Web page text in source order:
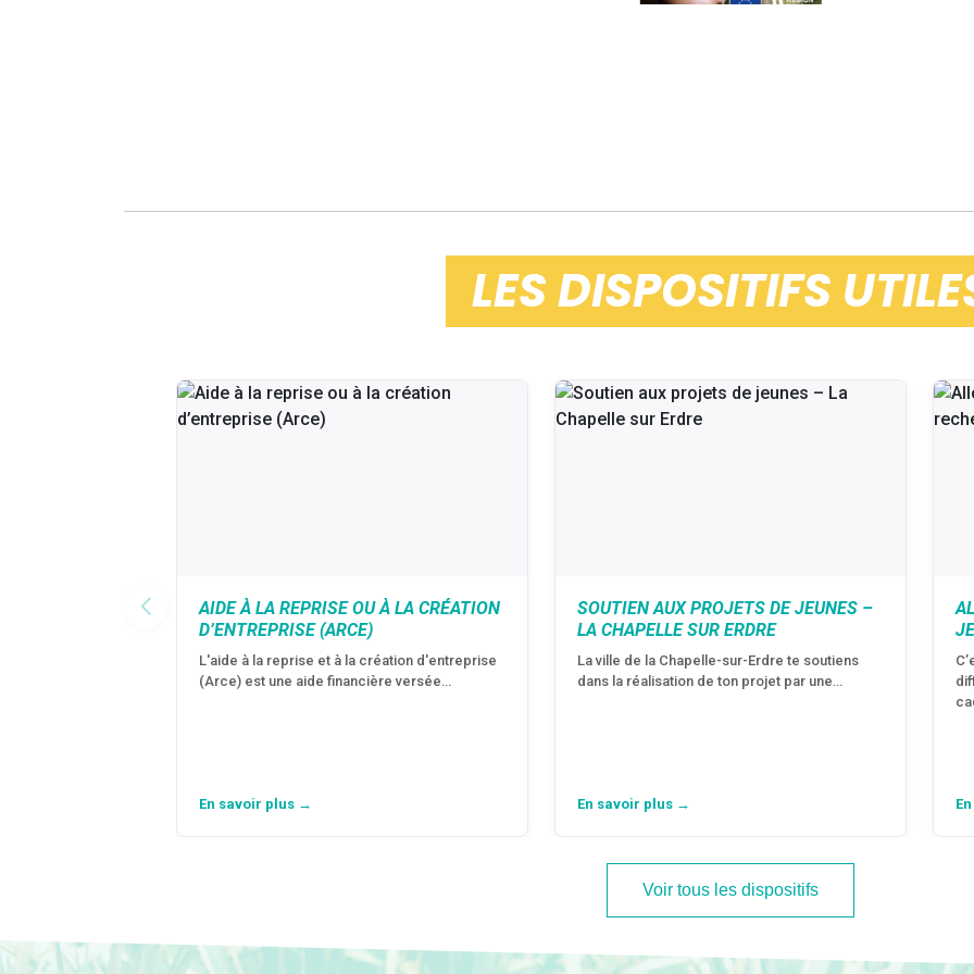
LES DISPOSITIFS
AIDE À LA REPRISE OU À LA CRÉATION
D’ENTREPRISE (ARCE)
L'aide à la reprise et à la création d'entreprise
(Arce) est une aide financière versée…
En savoir plus →
SOUTIEN AUX PROJETS DE JEUNES –
LA CHAPELLE SUR ERDRE
La ville de la Chapelle-sur-Erdre te soutiens
dans la réalisation de ton projet par une…
En savoir plus →
Voir tous les dispositifs